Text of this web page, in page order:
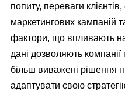
попиту, переваги
маркетингових кампаній
фактори, що впливають
дані дозволяють
більш виважені рішення
адаптувати свою